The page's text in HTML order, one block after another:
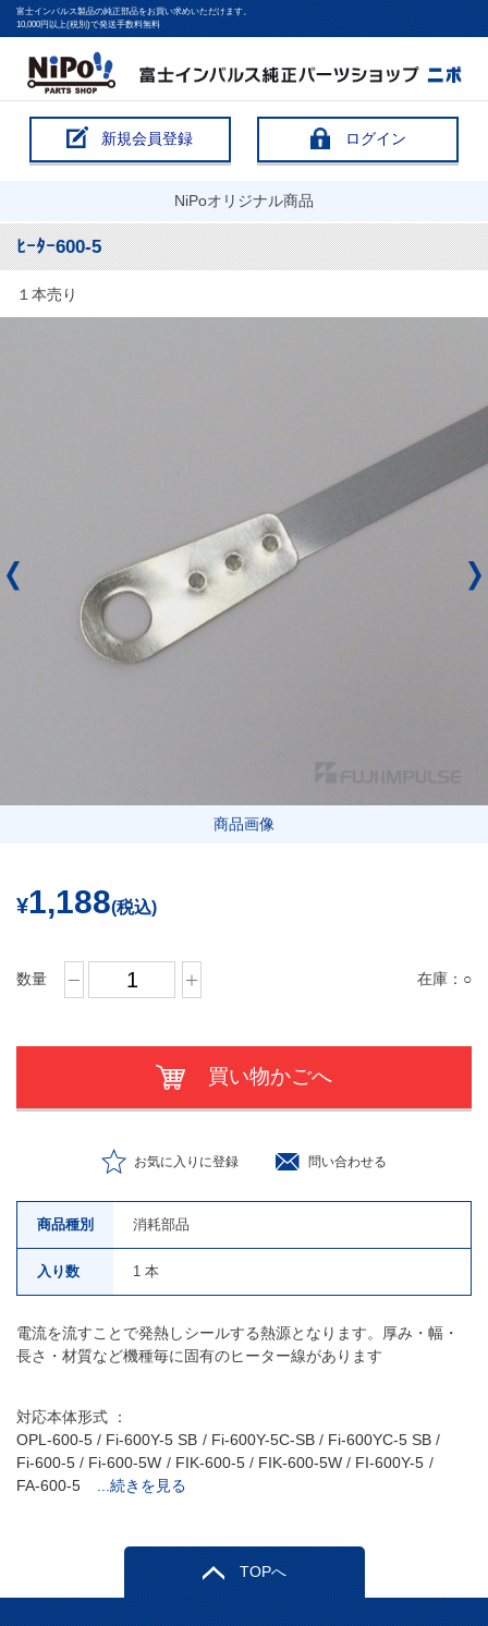
富士インパルス製品の純正部品をお買い求めいただけます。
10,000円以上(税別)で発送手数料無料
新規会員登録 ログイン
NiPoオリジナル商品
ﾋｰﾀｰ600-5
１本売り
商品画像
¥1,188(税込)
在庫： ○
数量
買い物かごへ
お気に入りに登録 問い合わせる
商品種別 消耗部品
入り数 1 本
電流を流すことで発熱しシールする熱源となります。厚み・幅・
長さ・材質など機種毎に固有のヒーター線があります
対応本体形式 ：
OPL-600-5
Fi-600Y-5 SB Fi-600Y-5C-SB
Fi-600YC-5 SB
Fi-600-5
Fi-600-5W FIK-600-5 FIK-600-5W
FI-600Y-5
FA-600-5
...続きを見る
TOPへ